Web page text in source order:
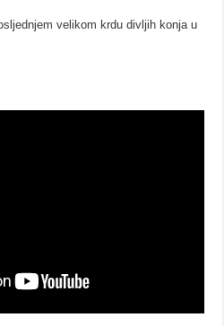
velikom krdu divljih konja u